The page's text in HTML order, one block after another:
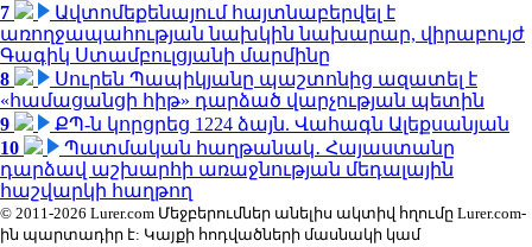
7
Ավտոմեքենայում հայտնաբերվել է
առողջապահության նախկին նախարար, վիրաբույժ
Գագիկ Ստամբուլցյանի մարմինը
8
Սուրեն Պապիկյանը պաշտոնից ազատել է
«համացանցի հիթ» դարձած վարչության պետին
9
ՔՊ-ն կորցրեց 1224 ձայն. Վահագն Ալեքսանյան
10
Պատմական հաղթանակ․ Հայաստանը
դարձավ աշխարհի առաջնության մեդալային
հաշվարկի հաղթող
© 2011-2026 Lurer.com Մեջբերումներ անելիս ակտիվ հղումը Lurer.com-
ին պարտադիր է: Կայքի հոդվածների մասնակի կամ